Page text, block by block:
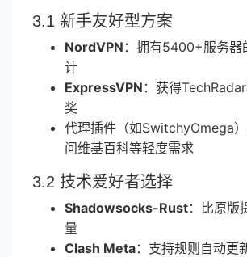
3.1 新手友好型方案
NordVPN ：拥有5400+服务器
计
ExpressVPN ：获得
奖
代理插件（如SwitchyOmega
问维基百科等轻度需求
3.2 技术爱好者选择
Shadowsocks-Rust：比原版
量
Clash Meta：支持规则自动更